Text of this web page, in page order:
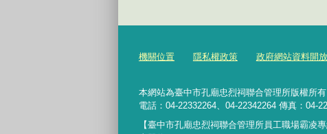
機關位置 隱私權政策 政府網站資料開
本網站為臺中市孔廟忠烈祠聯合管理所版權所
電話：04-22332264、04-22342264 傳真：04-
【臺中市孔廟忠烈祠聯合管理所員工職場霸凌專